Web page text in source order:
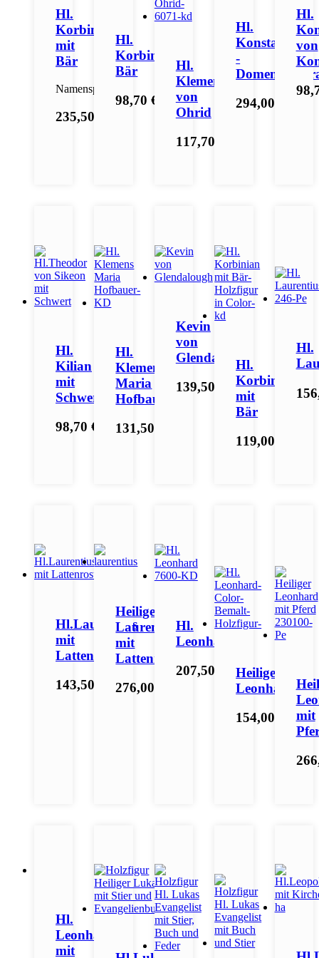
Hl.
Korbinian
mit
Bär
Namenspatron
235,50 €
Hl.
Korbinian
Bär
98,70 €
Hl.
Klemens
von
Ohrid
117,70 €
Hl.
Konstantin
-
294,00 €
Hl.
von
Hl.
Kilian
mit
Schwert
98,70 €
Hl.
Klemens
Maria
Hofbauer
131,50 €
Kevin
von
Glendalough
139,50 €
Hl.
Korbinian
mit
Bär
119,00 €
Hl.
Hl.Laurentius
mit
Lattenrost
143,50 €
Heiliger
Laurentius
mit
Lattenrost
276,00 €
Hl.
Leonhard
207,50 €
Heiliger
Leonhard
154,00 €
mit
Hl.
Leonhard
mit